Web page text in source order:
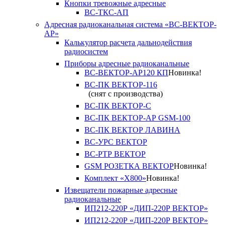
Кнопки тревожные адресные
ВС-ТКС-АП
Адресная радиоканальная система «ВС-ВЕКТОР-
АР»
Калькулятор расчета дальнодействия
радиосистем
Приборы адресные радиоканальные
ВС-ВЕКТОР-АР120 КПНовинка!
ВС-ПК ВЕКТОР-116
(снят с производства)
ВС-ПК ВЕКТОР-С
ВС-ПК ВЕКТОР-АР GSM-100
ВС-ПК ВЕКТОР ЛАВИНА
ВС-УРС ВЕКТОР
ВС-РТР ВЕКТОР
GSM РОЗЕТКА ВЕКТОРНовинка!
Комплект «X800»Новинка!
Извещатели пожарные адресные
радиоканальные
ИП212-220Р «ДИП-220Р ВЕКТОР»
ИП212-220Р «ДИП-220Р ВЕКТОР»